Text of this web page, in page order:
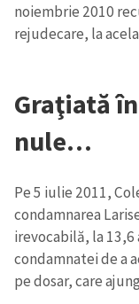
noiembrie 2010
rejudecare, la
Graţiată
nule…
Pe 5 iulie 2011,
condamnarea
irevocabilă, la
condamnatei de a
pe dosar, care